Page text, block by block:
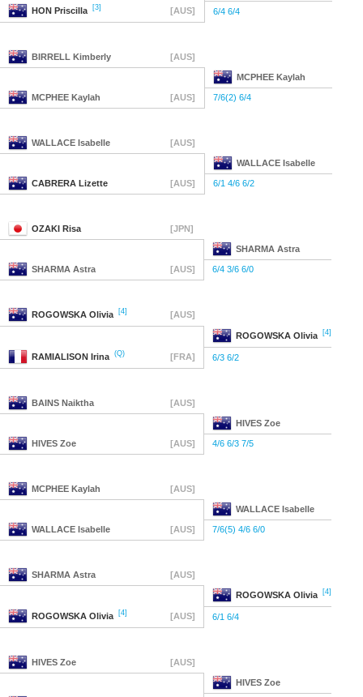
HON Priscilla [3] [AUS] 6/4 6/4
BIRRELL Kimberly [AUS]
MCPHEE Kaylah
MCPHEE Kaylah [AUS] 7/6(2) 6/4
WALLACE Isabelle [AUS]
WALLACE Isabelle
CABRERA Lizette [AUS] 6/1 4/6 6/2
OZAKI Risa [JPN]
SHARMA Astra
SHARMA Astra [AUS] 6/4 3/6 6/0
ROGOWSKA Olivia [4] [AUS]
ROGOWSKA Olivia [4]
RAMIALISON Irina (Q) [FRA] 6/3 6/2
BAINS Naiktha [AUS]
HIVES Zoe
HIVES Zoe [AUS] 4/6 6/3 7/5
MCPHEE Kaylah [AUS]
WALLACE Isabelle
WALLACE Isabelle [AUS] 7/6(5) 4/6 6/0
SHARMA Astra [AUS]
ROGOWSKA Olivia [4]
ROGOWSKA Olivia [4] [AUS] 6/1 6/4
HIVES Zoe [AUS]
HIVES Zoe